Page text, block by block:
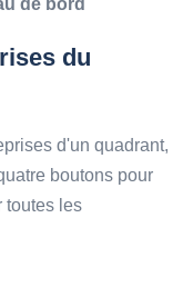
de bord
du
d'un quadrant,
boutons pour
toutes les